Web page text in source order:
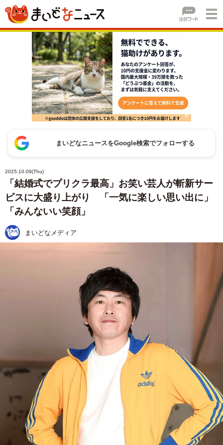
まいどなニュースをGoogle検索でフォローする
2025.10.09(Thu)
「結婚式でプリクラ最高」お笑い芸人が斬新サー
ビスに大盛り上がり 「一気に楽しい思い出に」
「みんないい笑顔」
まいどなメディア